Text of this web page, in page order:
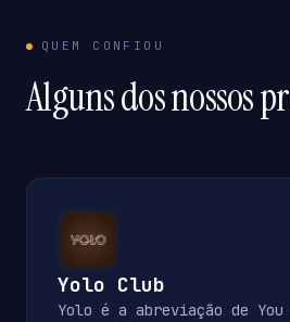
QUEM CONFIOU
Alguns dos nossos
Yolo Club
Yolo é a abreviação de You